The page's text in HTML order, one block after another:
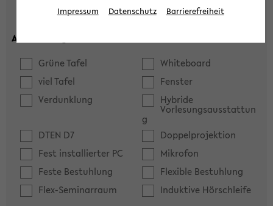
Ausstattung:
Grüne Tafel
Whiteboard
viel Tafel
Fenster
Verdunklung
Hybride
Vorlesungsausstattun
g
DTEN D7
Doppelprojektion
Fest installierter PC
Mikrofon
Feste Bestuhlung
Flexible Bestuhlung
Flex-Seminarraum
Induktive Hörschleife
Impressum Datenschutz Barrierefreiheit